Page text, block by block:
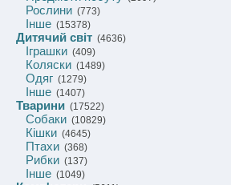
Рослини (773)
Інше (15378)
Дитячий світ (4636)
Іграшки (409)
Коляски (1489)
Одяг (1279)
Інше (1407)
Тварини (17522)
Собаки (10829)
Кішки (4645)
Птахи (368)
Рибки (137)
Інше (1049)